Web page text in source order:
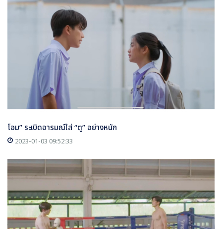
โอม” ระเบิดอารมณ์ใส่ “ตู” อย่างหนัก
2023-01-03 09:52:33